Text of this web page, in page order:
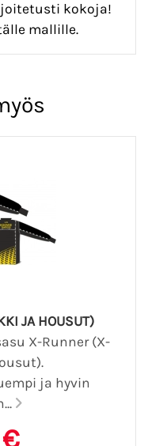
kokoja!
mallille.
JA HOUSUT)
X-Runner (X-
ja hyvin